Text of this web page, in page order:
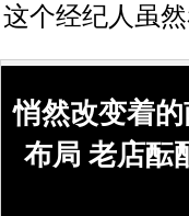
这个经纪人虽
悄然改变着
布局 老店酝